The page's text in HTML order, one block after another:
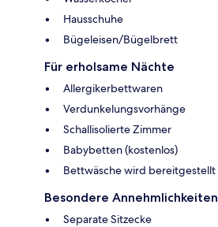
Hausschuhe
Bügeleisen/Bügelbrett
Für erholsame Nächte
Allergikerbettwaren
Verdunkelungsvorhänge
Schallisolierte Zimmer
Babybetten (kostenlos)
Bettwäsche wird bereitgestellt
Besondere Annehmlichkeiten
Separate Sitzecke